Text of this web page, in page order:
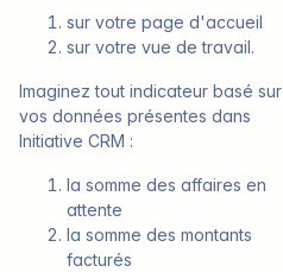
sur votre page d'accueil
sur votre vue de travail.
Imaginez tout indicateur basé sur
vos données présentes dans
Initiative CRM :
la somme des affaires en
attente
la somme des montants
facturés